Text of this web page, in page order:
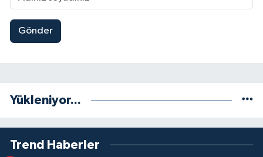
Gönder
Yükleniyor...
Trend Haberler